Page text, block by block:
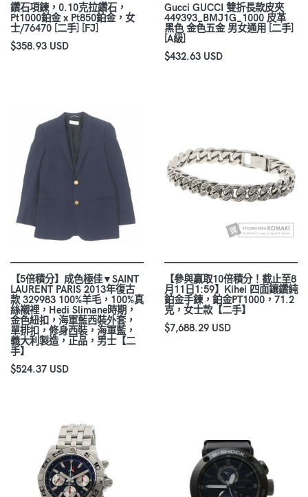
鑽石項鍊，0.10克拉鑽石，
Pt1000鉑金 x Pt850鉑金，女
士/76470 [二手] [FJ]
$358.93 USD
Gucci GUCCI 雙折長款皮夾
449393_BMJ1G_1000 皮革
黑色 金色五金 男女通用 [二手]
[A級]
$432.63 USD
【5倍積分】成色極佳▼SAINT
LAURENT PARIS 2013年復古
款 329983 100%羊毛，100%真
絲襯裡，Hedi Slimane時期，
金色紐扣，海軍藍西裝外套，
單排扣，修身西裝，海軍藍，
義大利製造，正品，男士【二
手】
$524.37 USD
【參與贏取10倍積分！截止至8
月11日1:59】Kihei 四面鑲鑽純
鉑金手鍊，鉑金PT1000，71.2
克，女士款【二手】
$7,688.29 USD